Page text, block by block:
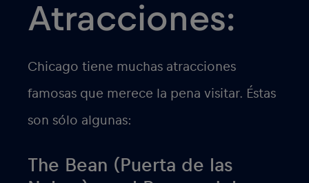
Atracciones:
Chicago tiene muchas atracciones
famosas que merece la pena visitar. Éstas
son sólo algunas:
The Bean (Puerta de las